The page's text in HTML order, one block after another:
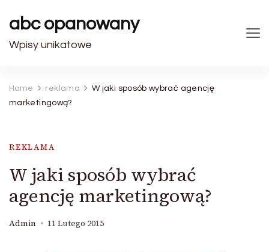
abc opanowany
Wpisy unikatowe
Home reklama
W jaki sposób wybrać agencję
marketingową?
REKLAMA
W jaki sposób wybrać
agencję marketingową?
Admin 11 Lutego 2015